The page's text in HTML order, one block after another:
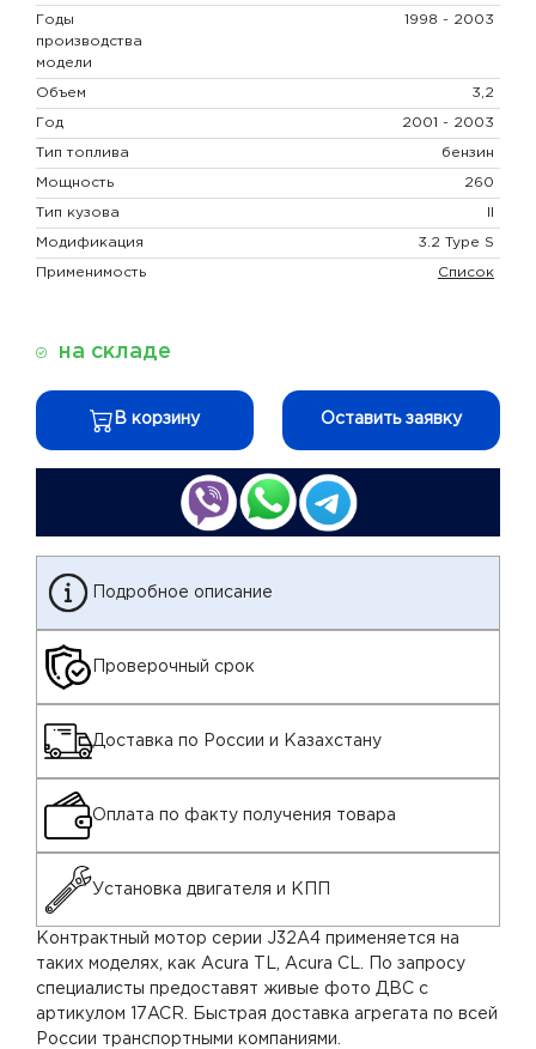
Годы
производства
модели
1998 - 2003
Объем 3,2
Год 2001 - 2003
Тип топлива бензин
Мощность 260
Тип кузова
Модификация 3.2 Type S
Применимость Список
на складе
В корзину Оставить заявку
Подробное описание
Проверочный срок
Доставка по России и Казахстану
Оплата по факту получения товара
Установка двигателя и КПП
Контрактный мотор серии J32A4 применяется на
таких моделях, как Acura TL, Acura CL. По запросу
специалисты предоставят живые фото ДВС с
артикулом 17ACR. Быстрая доставка агрегата по всей
России транспортными компаниями.